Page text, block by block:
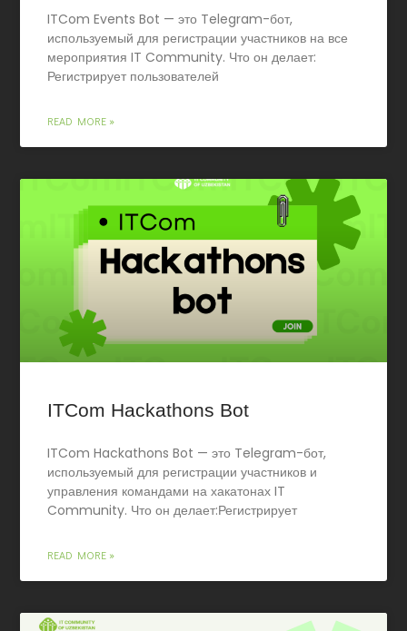
ITCom Events Bot — это Telegram-бот,
используемый для регистрации участников на все
мероприятия IT Community. Что он делает:
Регистрирует пользователей
READ MORE »
ITCom Hackathons Bot
ITCom Hackathons Bot — это Telegram-бот,
используемый для регистрации участников и
управления командами на хакатонах IT
Community. Что он делает:Регистрирует
READ MORE »